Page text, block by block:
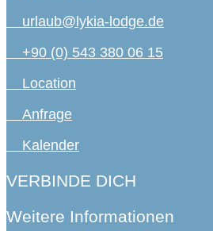
urlaub@lykia-lodge.de
+90 (0) 543 380 06 15
Location
Anfrage
Kalender
VERBINDE DICH
Weitere Informationen